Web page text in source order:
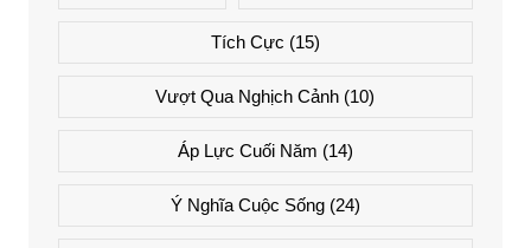
Tích Cực (15)
Vượt Qua Nghịch Cảnh (10)
Áp Lực Cuối Năm (14)
Ý Nghĩa Cuộc Sống(24)